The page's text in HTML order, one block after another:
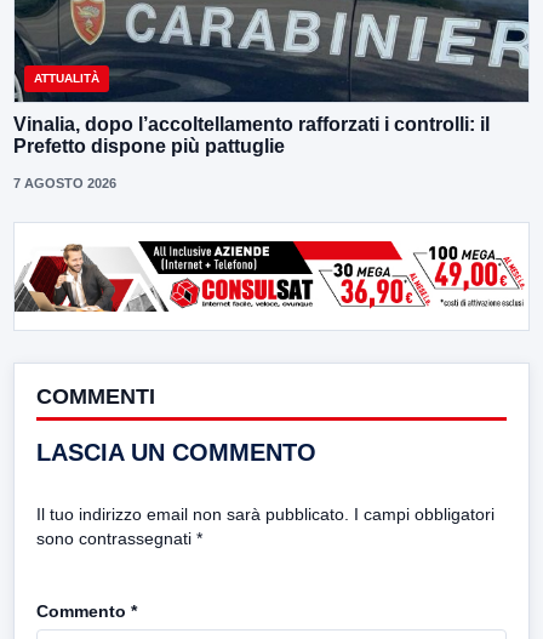
ATTUALITÀ
Vinalia, dopo l’accoltellamento rafforzati i controlli: il
Prefetto dispone più pattuglie
7 AGOSTO 2026
COMMENTI
LASCIA UN COMMENTO
Il tuo indirizzo email non sarà pubblicato. I campi obbligatori
sono contrassegnati *
Commento *